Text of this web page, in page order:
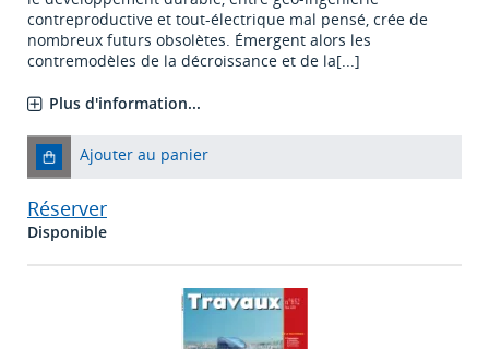
contreproductive et tout-électrique mal pensé, crée de
nombreux futurs obsolètes. Émergent alors les
contremodèles de la décroissance et de la[...]
Plus d'information...
Ajouter au panier
Réserver
Disponible